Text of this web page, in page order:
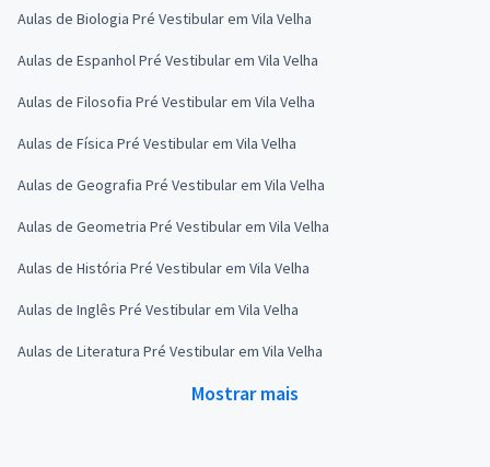
Aulas de Biologia Pré Vestibular em Vila Velha
Aulas de Espanhol Pré Vestibular em Vila Velha
Aulas de Filosofia Pré Vestibular em Vila Velha
Aulas de Física Pré Vestibular em Vila Velha
Aulas de Geografia Pré Vestibular em Vila Velha
Aulas de Geometria Pré Vestibular em Vila Velha
Aulas de História Pré Vestibular em Vila Velha
Aulas de Inglês Pré Vestibular em Vila Velha
Aulas de Literatura Pré Vestibular em Vila Velha
Mostrar mais